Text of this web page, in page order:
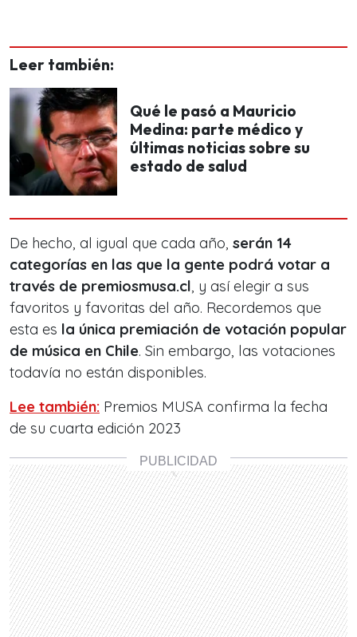
Leer también:
Qué le pasó a Mauricio
Medina: parte médico y
últimas noticias sobre su
estado de salud
De hecho, al igual que cada año, serán 14
categorías en las que la gente podrá votar a
través de premiosmusa.cl, y así elegir a sus
favoritos y favoritas del año. Recordemos que
esta es la única premiación de votación popular
de música en Chile. Sin embargo, las votaciones
todavía no están disponibles.
Lee también: Premios MUSA confirma la fecha
de su cuarta edición 2023